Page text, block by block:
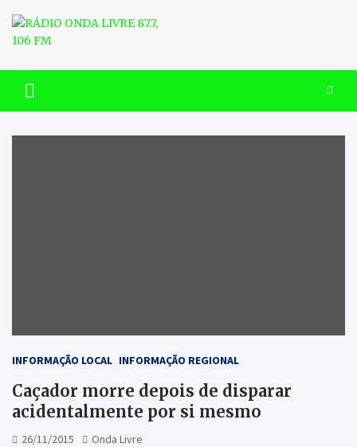
content
RÁDIO ONDA LIVRE 87.7, 106
FM
INFORMAÇÃO LOCAL INFORMAÇÃO REGIONAL
Caçador morre depois de disparar
acidentalmente por si mesmo
26/11/2015 Onda Livre